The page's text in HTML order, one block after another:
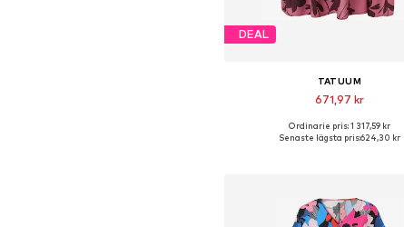
DEAL
TATUUM
671,97 kr
Tillgänglig i många storlekar
Ordinarie pris: 1 317,59 kr
Senaste lägsta pris:624,30 kr